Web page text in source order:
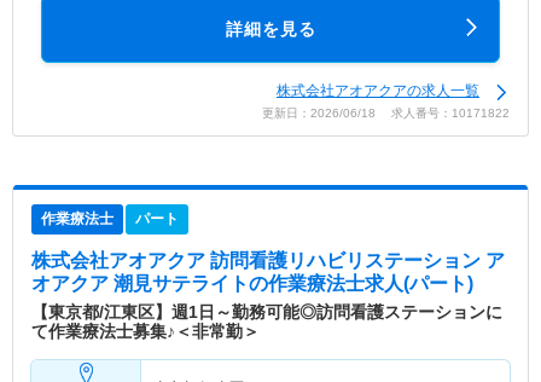
詳細を見る
株式会社アオアクアの求人一覧
更新日：2026/06/18 求人番号：10171822
作業療法士 パート
株式会社アオアクア 訪問看護リハビリステーション ア
オアクア 潮見サテライトの作業療法士求人(パート)
【東京都/江東区】週1日～勤務可能◎訪問看護ステーションに
て作業療法士募集♪＜非常勤＞